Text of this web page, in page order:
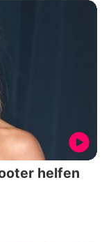
helfen